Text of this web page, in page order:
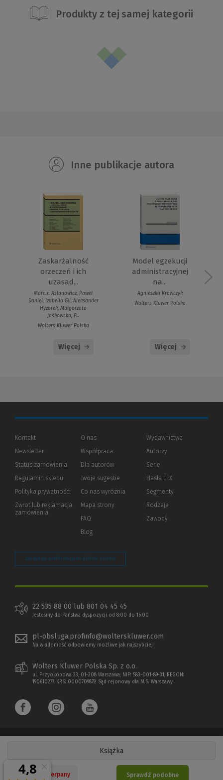
Książka
Nakład wyczerpany Sprawdź podobne
Produkty z tej samej kategorii
Inne publikacje autora
Zaskarżalność
orzeczeń i ich
uzasad...
Marcin Asłanowicz, Paweł
Daniel, Izabella Gil, Aleksander
Hyżorek, Małgorzata
Jaśkowska, P...
Wolters Kluwer Polska
Więcej
Model egzekucji
administracyjnej
na...
Agnieszka Krawczyk
Wolters Kluwer Polska
Więcej
Kontakt
Newsletter
Status zamówienia
Regulamin sklepu
Polityka prywatności (Nowe
(Link
innej
Zwrot lub reklamacja
zamówienia
O nas
Współpraca
Dla autorów(Nowe
(Link
innej
strony)
Twoje sugestie
Co nas wyróżnia
Mapa strony
FAQ
Blog
Wydawnictwa
Autorzy
Serie
Hasła LEX
Segmenty
Rodzaje
Zawody
Zarządzaj preferencjami plików cookie
22 535 88 00 lub 801 04 45 45
Jesteśmy do Państwa dyspozycji od 8:00 do 16:00
pl-obsluga.profinfo@wolterskluwer.com
Na wiadomość odpowiemy możliwe jak najszybciej.
Wolters Kluwer Polska Sp. z o.o.
ul. Przyokopowa 33, 01-208 Warszawa; NIP: 583-001-89-31, REGON:
190610277, KRS: 0000709879, Sąd rejonowy dla M.S. Warszawy
Copyright 1997 - 2026 Wolters Kluwer Polska Sp. z o.o.